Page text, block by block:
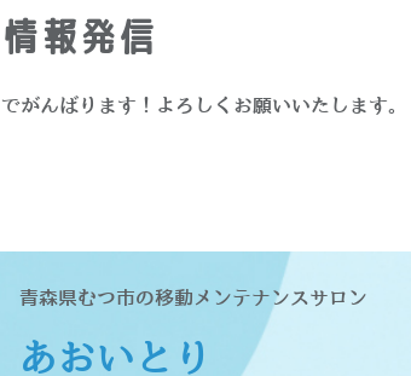
情報発信
でがんばります！よろしくお願いいたします。
青森県むつ市の移動メンテナンスサロン
あおいとり